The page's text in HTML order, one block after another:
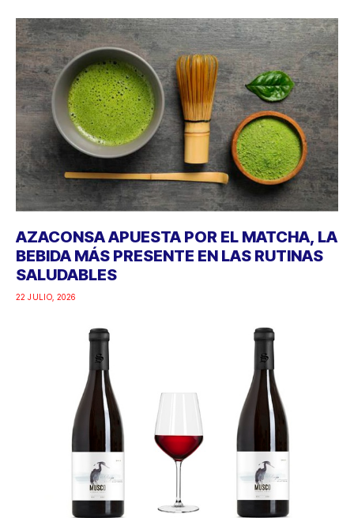
AZACONSA APUESTA POR EL MATCHA, LA
BEBIDA MÁS PRESENTE EN LAS RUTINAS
SALUDABLES
22 JULIO, 2026